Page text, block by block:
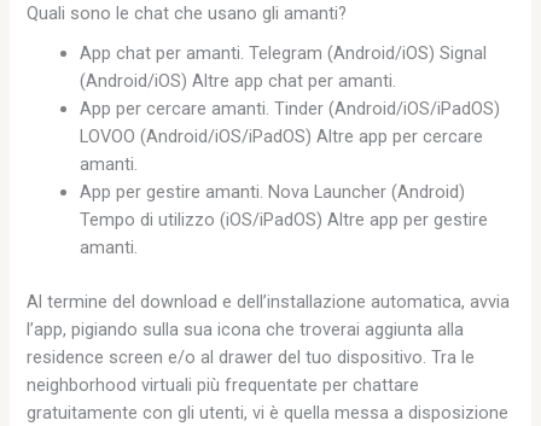
Quali sono le chat che usano gli amanti?
App chat per amanti. Telegram (Android/iOS) Signal
(Android/iOS) Altre app chat per amanti.
App per cercare amanti. Tinder (Android/iOS/iPadOS)
LOVOO (Android/iOS/iPadOS) Altre app per cercare
amanti.
App per gestire amanti. Nova Launcher (Android)
Tempo di utilizzo (iOS/iPadOS) Altre app per gestire
amanti.
Al termine del download e dell’installazione automatica, avvia
l’app, pigiando sulla sua icona che troverai aggiunta alla
residence screen e/o al drawer del tuo dispositivo. Tra le
neighborhood virtuali più frequentate per chattare
gratuitamente con gli utenti, vi è quella messa a disposizione